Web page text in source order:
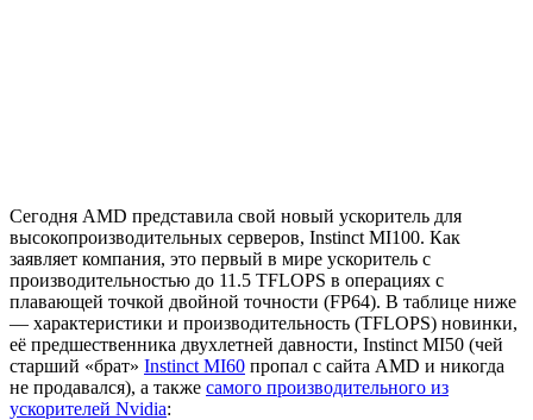
Сегодня AMD представила свой новый ускоритель для
высокопроизводительных серверов, Instinct MI100. Как
заявляет компания, это первый в мире ускоритель с
производительностью до 11.5 TFLOPS в операциях с
плавающей точкой двойной точности (FP64). В таблице ниже
— характеристики и производительность (TFLOPS) новинки,
её предшественника двухлетней давности, Instinct MI50 (чей
старший «брат» Instinct MI60 пропал с сайта AMD и никогда
не продавался), а также самого производительного из
ускорителей Nvidia: